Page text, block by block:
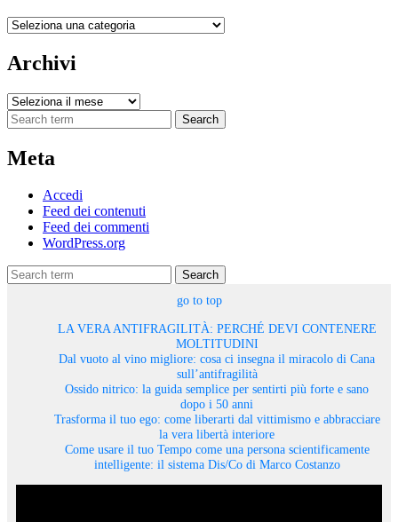
Categorie
Archivi
Archivi
Search
Meta
Accedi
Feed dei contenuti
Feed dei commenti
WordPress.org
Search
go to top
LA VERA ANTIFRAGILITÀ: PERCHÉ DEVI CONTENERE
MOLTITUDINI
Dal vuoto al vino migliore: cosa ci insegna il miracolo di Cana
sull’antifragilità
Ossido nitrico: la guida semplice per sentirti più forte e sano
dopo i 50 anni
Trasforma il tuo ego: come liberarti dal vittimismo e abbracciare
la vera libertà interiore
Come usare il tuo Tempo come una persona scientificamente
intelligente: il sistema Dis/Co di Marco Costanzo